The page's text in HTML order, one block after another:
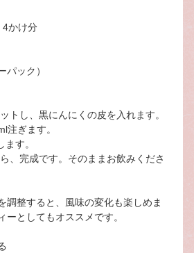
かけ分
パック）
トし、黒にんにくの皮を入れます。
ぎます。
す。
、完成です。そのままお飲みくださ
調整すると、風味の変化も楽しめま
ーとしてもオススメです。